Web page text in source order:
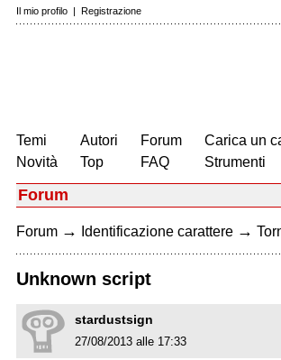
Il mio profilo | Registrazione
Temi
Novità
Autori
Top
Forum
FAQ
Carica un
Strumenti
Forum
Forum → Identificazione carattere →
Unknown script
stardustsign
27/08/2013 alle 17:33